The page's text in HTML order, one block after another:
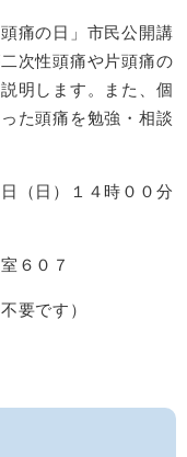
痛の日」市民公開講
次性頭痛や片頭痛の
明します。また、個
た頭痛を勉強・相談
日）１４時００分
６０７
です）